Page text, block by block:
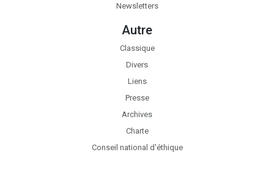
Newsletters
Autre
Classique
Divers
Liens
Presse
Archives
Charte
Conseil national d'éthique